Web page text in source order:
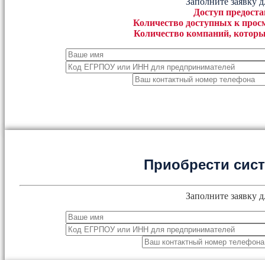
Доступ
Количество доступных к
Количество компаний,
Приобрести
Заполните заявку